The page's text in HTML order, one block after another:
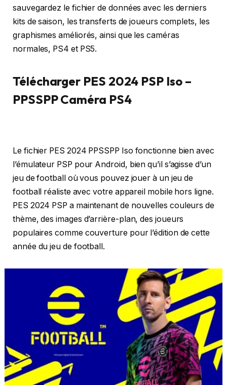
sauvegardez le fichier de données avec les derniers
kits de saison, les transferts de joueurs complets, les
graphismes améliorés, ainsi que les caméras
normales, PS4 et PS5.
Télécharger PES 2024 PSP Iso –
PPSSPP Caméra PS4
Le fichier PES 2024 PPSSPP Iso fonctionne bien avec
l’émulateur PSP pour Android, bien qu’il s’agisse d’un
jeu de football où vous pouvez jouer à un jeu de
football réaliste avec votre appareil mobile hors ligne.
PES 2024 PSP a maintenant de nouvelles couleurs de
thème, des images d’arrière-plan, des joueurs
populaires comme couverture pour l’édition de cette
année du jeu de football.